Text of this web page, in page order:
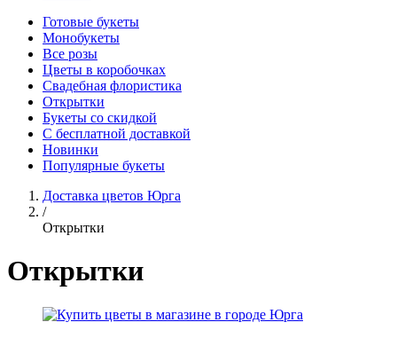
Готовые букеты
Монобукеты
Все розы
Цветы в коробочках
Свадебная флористика
Открытки
Букеты со скидкой
С бесплатной доставкой
Новинки
Популярные букеты
Доставка цветов Юрга
/
Открытки
Открытки